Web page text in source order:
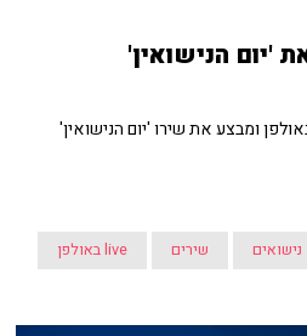
'יום הנישואין'
ומבצע את שירו 'יום הנישואין'
נישואים שירים live באולפן